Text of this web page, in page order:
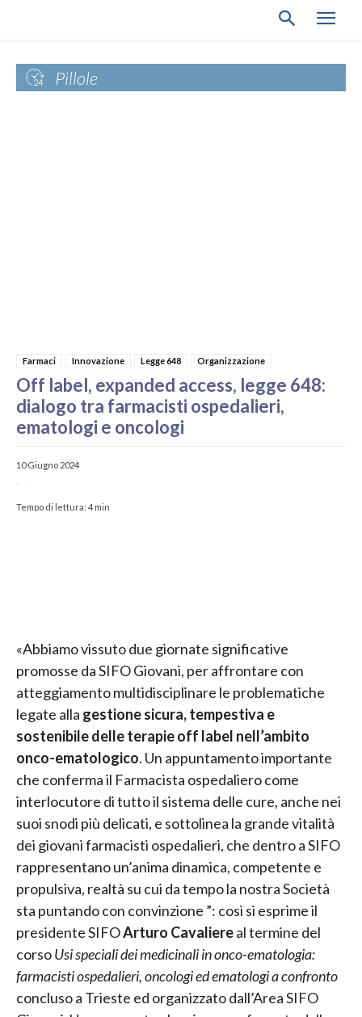
Pillole
Farmaci Innovazione Legge 648 Organizzazione
Off label, expanded access, legge 648:
dialogo tra farmacisti ospedalieri,
ematologi e oncologi
10 Giugno 2024
-
Tempo di lettura: 4 min
«Abbiamo vissuto due giornate significative
promosse da SIFO Giovani, per affrontare con
atteggiamento multidisciplinare le problematiche
legate alla gestione sicura, tempestiva e
sostenibile delle terapie off label nell’ambito
onco-ematologico. Un appuntamento importante
che conferma il Farmacista ospedaliero come
interlocutore di tutto il sistema delle cure, anche nei
suoi snodi più delicati, e sottolinea la grande vitalità
dei giovani farmacisti ospedalieri, che dentro a SIFO
rappresentano un’anima dinamica, competente e
propulsiva, realtà su cui da tempo la nostra Società
sta puntando con convinzione ”: così si esprime il
presidente SIFOArturo Cavaliereal termine del
corsoUsi speciali dei medicinali in onco-ematologia:
farmacisti ospedalieri, oncologi ed ematologi a confronto
concluso a Trieste ed organizzato dall’Area SIFO